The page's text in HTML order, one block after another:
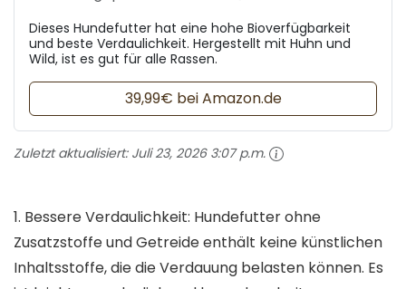
Dieses Hundefutter hat eine hohe Bioverfügbarkeit
und beste Verdaulichkeit. Hergestellt mit Huhn und
Wild, ist es gut für alle Rassen.
39,99€ bei Amazon.de
Zuletzt aktualisiert: Juli 23, 2026 3:07 p.m.
1. Bessere Verdaulichkeit: Hundefutter ohne
Zusatzstoffe und Getreide enthält keine künstlichen
Inhaltsstoffe, die die Verdauung belasten können. Es